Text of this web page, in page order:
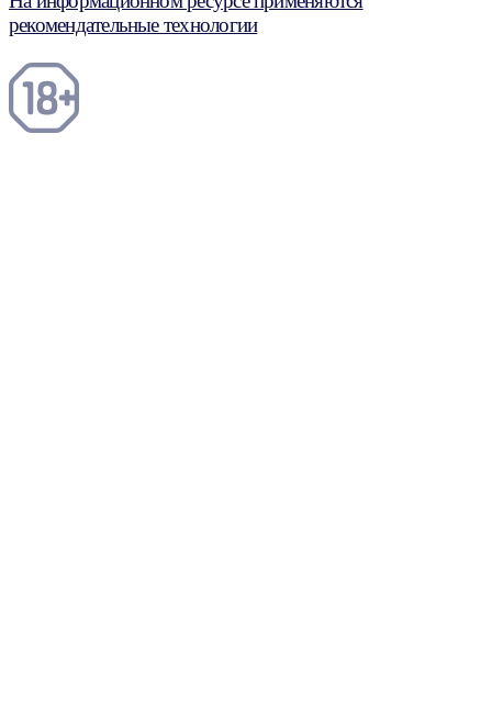
рекомендательные технологии